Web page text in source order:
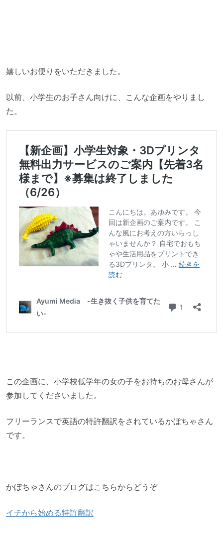
嬉しいお便りをいただきました。
以前、小学生のお子さん向けに、こんな企画をやりまし
た。
この企画に、小学校低学年の女の子をお持ちのお母さんが
参加してくださいました。
フリーランスで英語の特許翻訳をされているかぼちゃさん
です。
かぼちゃさんのブログはこちらからどうぞ
イチから始める特許翻訳